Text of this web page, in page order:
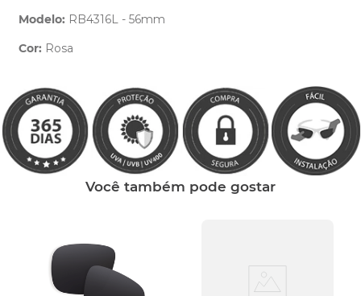
Modelo: RB4316L - 56mm
Cor: Rosa
Você também pode gostar